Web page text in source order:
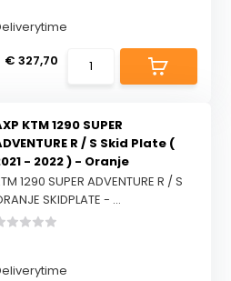
€ 327,70
KTM 1290 SUPER
R / S Skid Plate (
- 2022 ) - Oranje
1290 SUPER ADVENTURE R / S
SKIDPLATE - ...